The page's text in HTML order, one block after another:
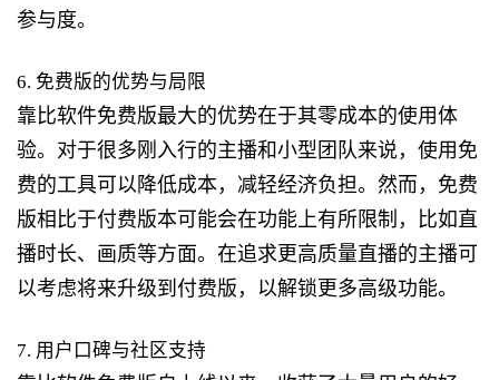
参与度。
6. 免费版的优势与局限
靠比软件免费版最大的优势在于其零成本的使用体
验。对于很多刚入行的主播和小型团队来说，使用免
费的工具可以降低成本，减轻经济负担。然而，免费
版相比于付费版本可能会在功能上有所限制，比如直
播时长、画质等方面。在追求更高质量直播的主播可
以考虑将来升级到付费版，以解锁更多高级功能。
7. 用户口碑与社区支持